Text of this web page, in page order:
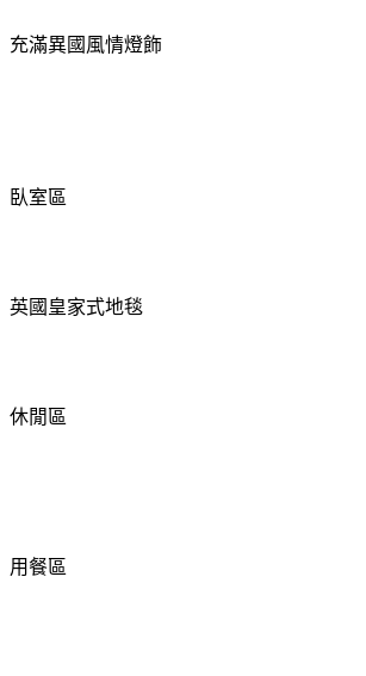
充滿異國風情燈飾
臥室區
英國皇家式地毯
休閒區
用餐區